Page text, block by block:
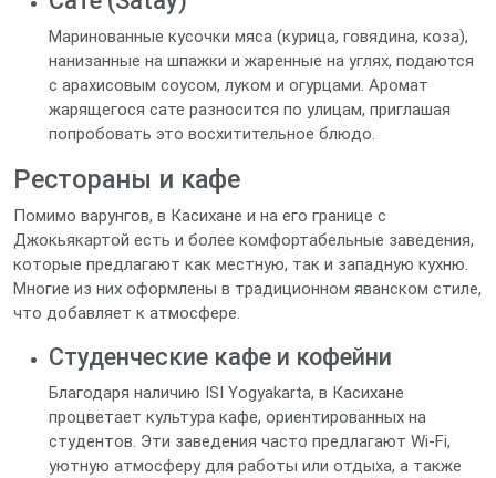
Маринованные кусочки мяса (курица, говядина, коза),
нанизанные на шпажки и жаренные на углях, подаются
с арахисовым соусом, луком и огурцами. Аромат
жарящегося сате разносится по улицам, приглашая
попробовать это восхитительное блюдо.
Рестораны и кафе
Помимо варунгов, в Касихане и на его границе с
Джокьякартой есть и более комфортабельные заведения,
которые предлагают как местную, так и западную кухню.
Многие из них оформлены в традиционном яванском стиле,
что добавляет к атмосфере.
Студенческие кафе и кофейни
Благодаря наличию ISI Yogyakarta, в Касихане
процветает культура кафе, ориентированных на
студентов. Эти заведения часто предлагают Wi-Fi,
уютную атмосферу для работы или отдыха, а также